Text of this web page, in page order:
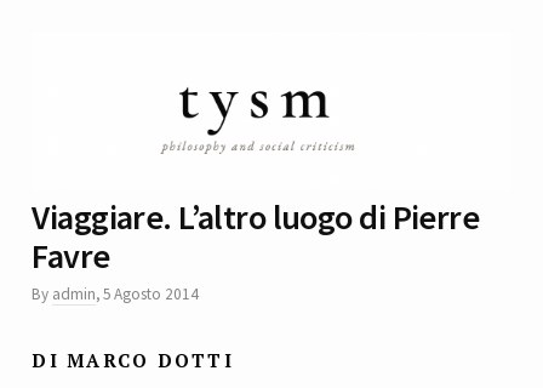
Viaggiare. L’altro luogo di Pierre
Favre
By admin,5 Agosto 2014
DI MARCO DOTTI